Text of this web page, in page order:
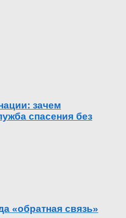
зачем
спасения без
«обратная связь»